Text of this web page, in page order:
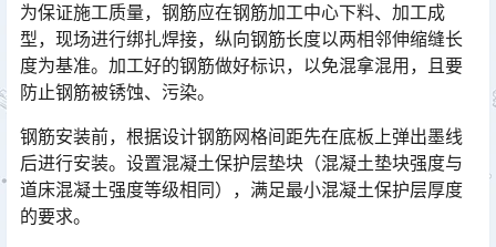
为保证施工质量，钢筋应在钢筋加工中心下料、加工成
型，现场进行绑扎焊接，纵向钢筋长度以两相邻伸缩缝长
度为基准。加工好的钢筋做好标识，以免混拿混用，且要
防止钢筋被锈蚀、污染。󠅅󠅃󠄵󠅂󠄪󠇖󠆨󠆨󠇕󠆞󠆒󠅬󠇘󠆭󠆘󠇙󠆝󠅵󠇗󠆭󠆁󠄐󠇗󠅹󠅸󠇖󠆍󠅳󠇖󠅹󠅰󠇖󠆌󠅹
钢筋安装前，根据设计钢筋网格间距先在底板上弹出墨线
后进行安装。设置混凝土保护层垫块（混凝土垫块强度与
道床混凝土强度等级相同），满足最小混凝土保护层厚度
的要求。